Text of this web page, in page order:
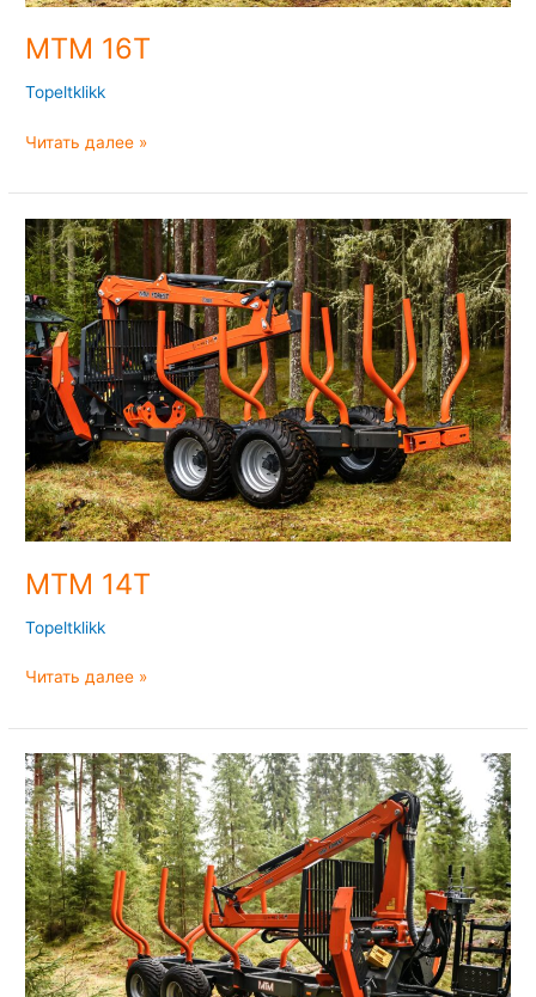
MTM 16T
Topeltklikk
Читать далее »
MTM 14T
Topeltklikk
MTM
14T
Читать далее »
MTM
12T